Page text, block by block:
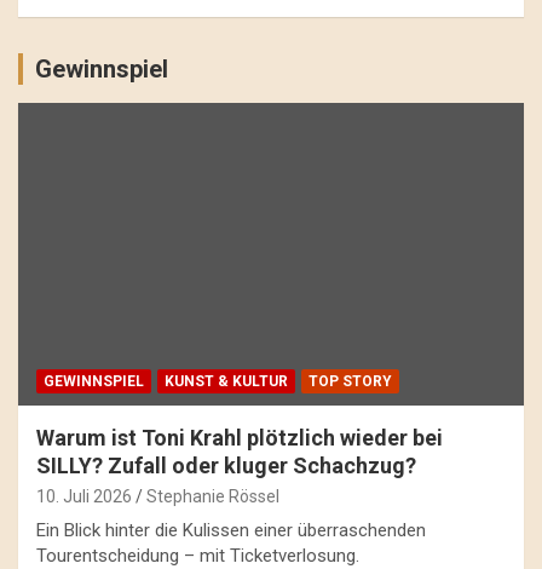
Gewinnspiel
GEWINNSPIEL KUNST & KULTUR TOP STORY
Warum ist Toni Krahl plötzlich wieder bei
SILLY? Zufall oder kluger Schachzug?
10. Juli 2026 Stephanie Rössel
Ein Blick hinter die Kulissen einer überraschenden
Tourentscheidung – mit Ticketverlosung.